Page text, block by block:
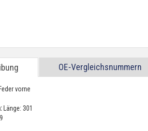
OE-Vergleichsnummern
vorne
Länge: 301